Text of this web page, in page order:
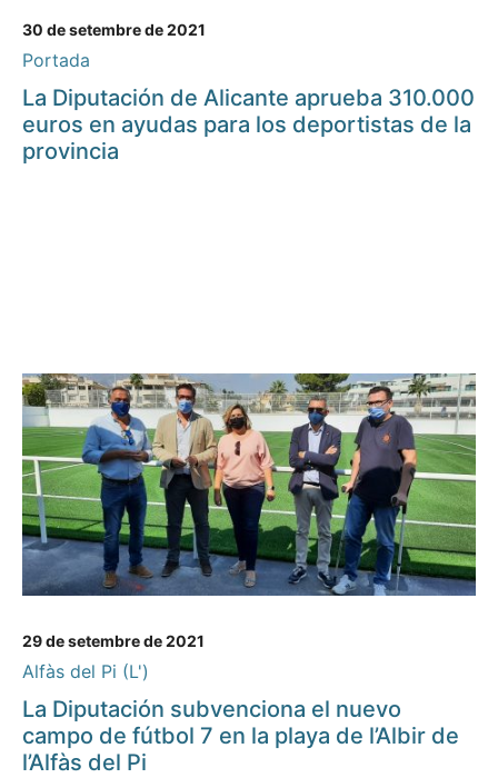
30 de setembre de 2021
Portada
La Diputación de Alicante aprueba 310.000
euros en ayudas para los deportistas de la
provincia
29 de setembre de 2021
Alfàs del Pi (L')
La Diputación subvenciona el nuevo
campo de fútbol 7 en la playa de l’Albir de
l’Alfàs del Pi